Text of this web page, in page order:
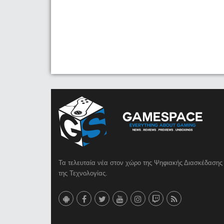
Τα τελευταία νέα στον χώρο της Ψηφιακής Διασκέδασης
της Τεχνολογίας.